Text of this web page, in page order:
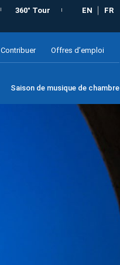
360° Tour EN FR
Contribuer Offres d’emploi
Saison de musique de chambre